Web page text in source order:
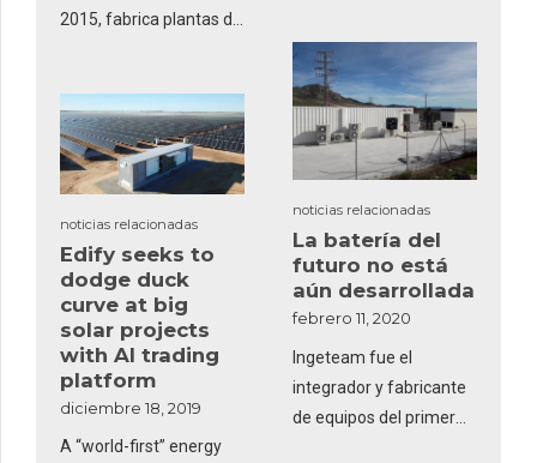
componentes de
producción de Ford a
Reino Unido y Alemania.
2015, fabrica plantas de
hasta 120.000 litros al
día usando como
materias primas sal,
energía eléctrica y agua.
noticias relacionadas
La batería del
futuro no está
aún desarrollada
febrero 11, 2020
Ingeteam fue el
integrador y fabricante
de equipos del primer
noticias relacionadas
Edify seeks to
dodge duck
curve at big
solar projects
with AI trading
platform
diciembre 18, 2019
A “world-first” energy